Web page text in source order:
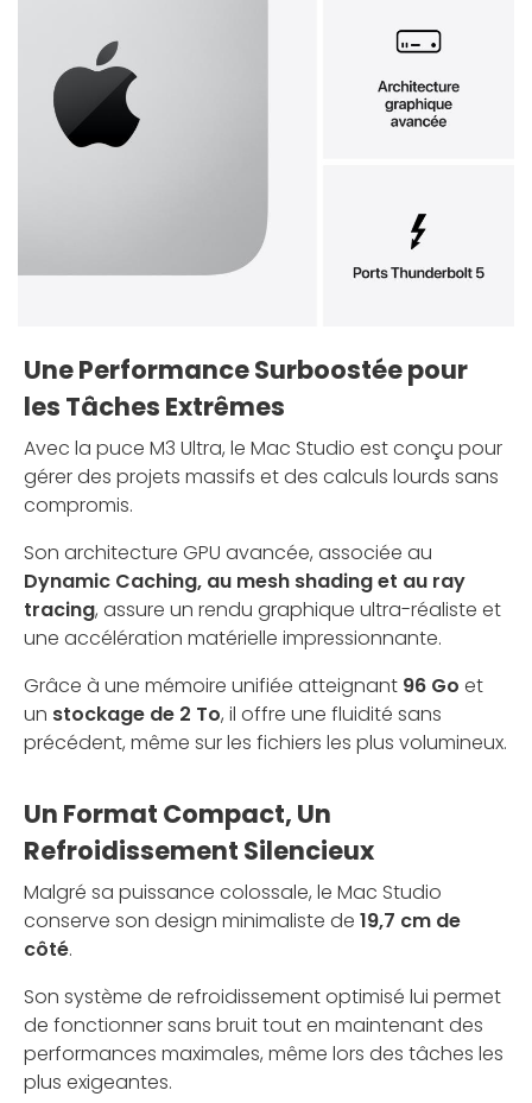
Une Performance Surboostée pour
les Tâches Extrêmes
Avec la puce M3 Ultra, le Mac Studio est conçu pour
gérer des projets massifs et des calculs lourds sans
compromis.
Son architecture GPU avancée, associée au
Dynamic Caching, au mesh shading et au ray
tracing, assure un rendu graphique ultra-réaliste et
une accélération matérielle impressionnante.
Grâce à une mémoire unifiée atteignant 96 Go et
un stockage de 2 To, il offre une fluidité sans
précédent, même sur les fichiers les plus volumineux.
Un Format Compact, Un
Refroidissement Silencieux
Malgré sa puissance colossale, le Mac Studio
conserve son design minimaliste de 19,7 cm de
côté.
Son système de refroidissement optimisé lui permet
de fonctionner sans bruit tout en maintenant des
performances maximales, même lors des tâches les
plus exigeantes.